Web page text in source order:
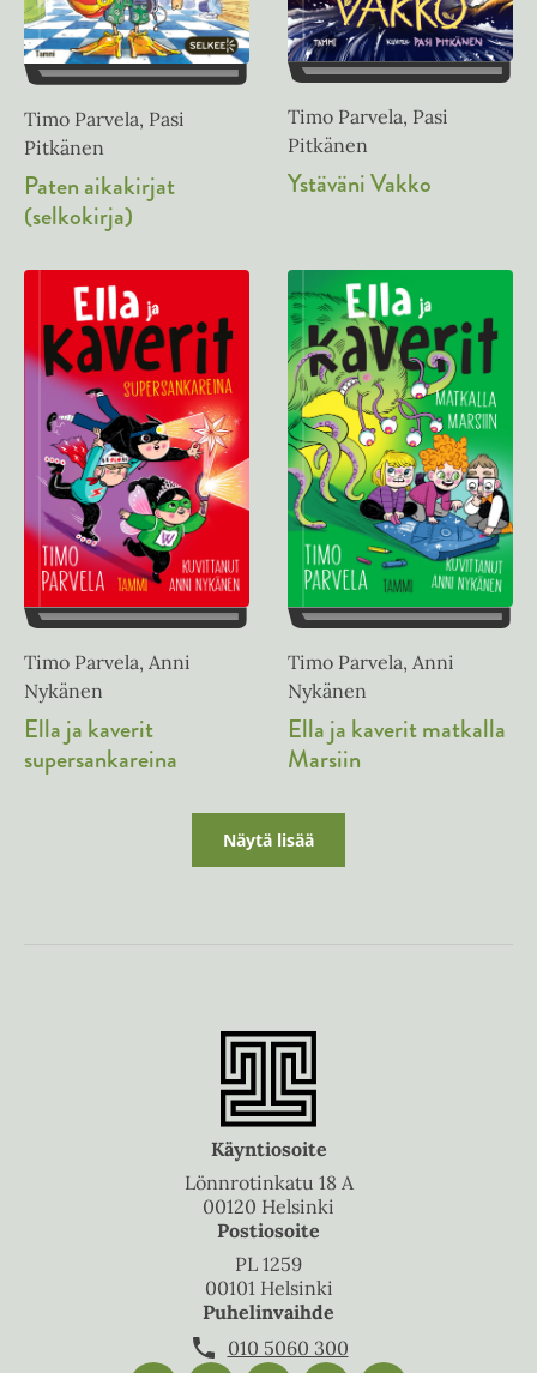
Timo Parvela, Pasi
Pitkänen
Paten aikakirjat
(selkokirja)
Timo Parvela, Pasi
Pitkänen
Ystäväni Vakko
Timo Parvela, Anni
Nykänen
Ella ja kaverit
supersankareina
Timo Parvela, Anni
Nykänen
Ella ja kaverit matkalla
Marsiin
Näytä lisää
Käyntiosoite
Lönnrotinkatu 18 A
00120 Helsinki
Postiosoite
PL 1259
00101 Helsinki
Puhelinvaihde
010 5060 300